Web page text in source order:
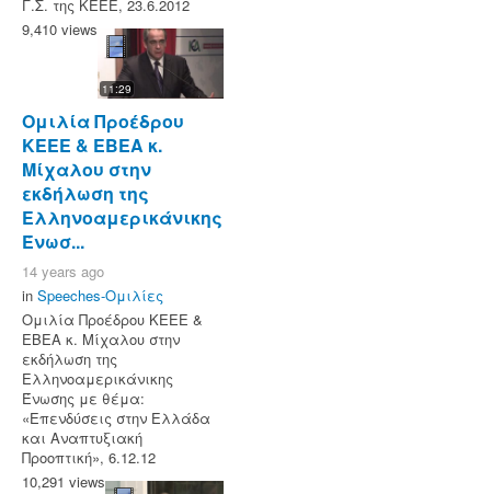
Γ.Σ. της ΚΕΕΕ, 23.6.2012
9,410 views
11:29
Ομιλία Προέδρου
ΚΕΕΕ & ΕΒΕΑ κ.
Μίχαλου στην
εκδήλωση της
Ελληνοαμερικάνικης
Ένωσ...
14 years ago
in Speeches-Ομιλίες
Ομιλία Προέδρου ΚΕΕΕ &
ΕΒΕΑ κ. Μίχαλου στην
εκδήλωση της
Ελληνοαμερικάνικης
Ένωσης με θέμα:
«Επενδύσεις στην Ελλάδα
και Αναπτυξιακή
Προοπτική», 6.12.12
10,291 views